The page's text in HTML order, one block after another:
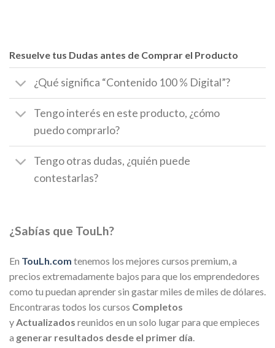
Resuelve tus Dudas antes de Comprar el Producto
¿Qué significa “Contenido 100 % Digital”?
Tengo interés en este producto, ¿cómo
puedo comprarlo?
Tengo otras dudas, ¿quién puede
contestarlas?
¿Sabías que TouLh?
En TouLh.com tenemos los mejores cursos premium, a
precios extremadamente bajos para que los emprendedores
como tu puedan aprender sin gastar miles de miles de dólares.
Encontraras todos los cursos Completos
y Actualizados reunidos en un solo lugar para que empieces
a generar resultados desde el primer día